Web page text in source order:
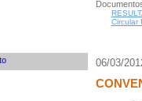
Circular
06/03/